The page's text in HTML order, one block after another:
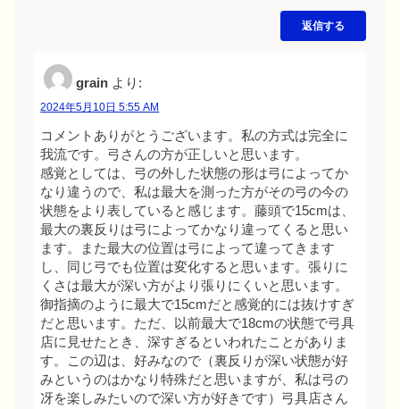
返信する
grain より:
2024年5月10日 5:55 AM
コメントありがとうございます。私の方式は完全に
我流です。弓さんの方が正しいと思います。
感覚としては、弓の外した状態の形は弓によってか
なり違うので、私は最大を測った方がその弓の今の
状態をより表していると感じます。藤頭で15cmは、
最大の裏反りは弓によってかなり違ってくると思い
ます。また最大の位置は弓によって違ってきます
し、同じ弓でも位置は変化すると思います。張りに
くさは最大が深い方がより張りにくいと思います。
御指摘のように最大で15cmだと感覚的には抜けすぎ
だと思います。ただ、以前最大で18cmの状態で弓具
店に見せたとき、深すぎるといわれたことがありま
す。この辺は、好みなので（裏反りが深い状態が好
みというのはかなり特殊だと思いますが、私は弓の
冴を楽しみたいので深い方が好きです）弓具店さん